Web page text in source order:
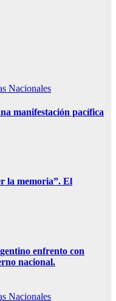
Nacionales
manifestación pacífica
la memoria”. El
enfrento con
nacional.
Nacionales